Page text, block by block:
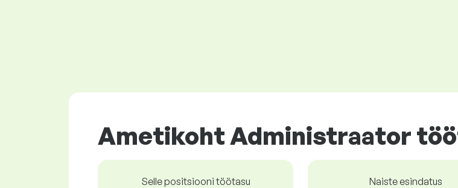
Ametikoht Administraator
Selle positsiooni töötasu
Naiste esindatus